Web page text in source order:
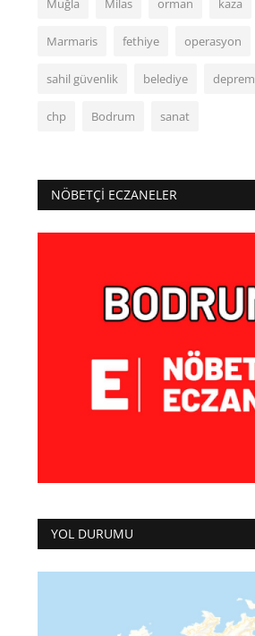
Muğla Milas orman kaza
Marmaris fethiye operasyon
sahil güvenlik belediye deprem
chp Bodrum sanat
NÖBETÇI ECZANELER
YOL DURUMU